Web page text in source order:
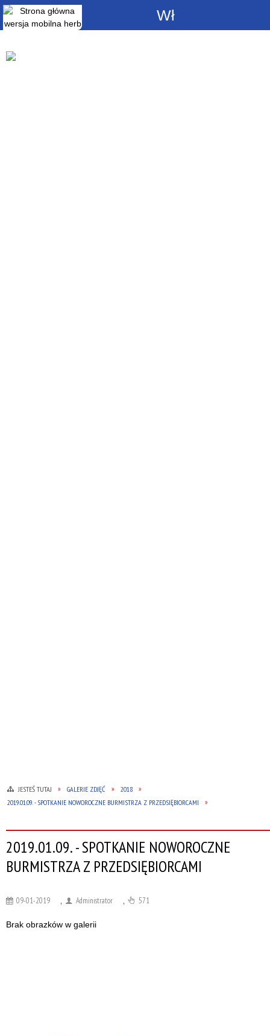
JESTEŚ TUTAJ GALERIE ZDJĘĆ
2018
2019.01.09. - SPOTKANIE NOWOROCZNE BURMISTRZA Z PRZEDSIĘBIORCAMI
2019.01.09. - SPOTKANIE NOWOROCZNE
BURMISTRZA Z PRZEDSIĘBIORCAMI
09-01-2019 Administrator 571
Brak obrazków w galerii
Włącz
powiadomienia